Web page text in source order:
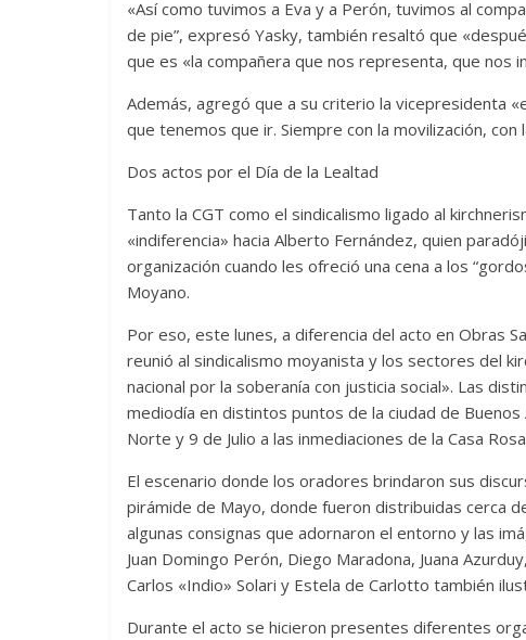
«Así como tuvimos a Eva y a Perón, tuvimos al
de pie”, expresó Yasky, también resaltó que
que es «la compañera que nos representa, que nos
Además, agregó que a su criterio la vicepresidenta
que tenemos que ir. Siempre con la movilización, con
Dos actos por el Día de la Lealtad
Tanto la CGT como el sindicalismo ligado al
«indiferencia» hacia Alberto Fernández, quien
organización cuando les ofreció una cena a los
Moyano.
Por eso, este lunes, a diferencia del acto en Obras
reunió al sindicalismo moyanista y los sectores del
nacional por la soberanía con justicia social». Las
mediodía en distintos puntos de la ciudad de
Norte y 9 de Julio a las inmediaciones de la Casa
El escenario donde los oradores brindaron sus
pirámide de Mayo, donde fueron distribuidas cerca
algunas consignas que adornaron el entorno y las
Juan Domingo Perón, Diego Maradona, Juana
Carlos «Indio» Solari y Estela de Carlotto también
Durante el acto se hicieron presentes diferentes